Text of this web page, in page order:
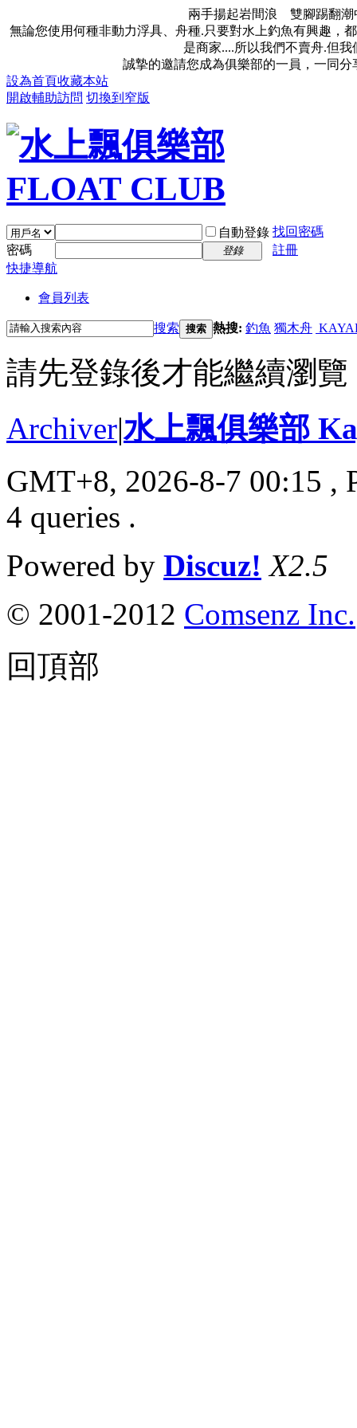
兩手揚起岩間浪 雙腳踢翻
無論您使用何種非動力浮具、舟種.只要對水上釣魚有興趣，
是商家....所以我們不賣舟.但
誠摯的邀請您成為俱樂部的一員，一同
設為首頁收藏本站
開啟輔助訪問 切換到窄版
自動登錄 找回密碼
密碼
登錄
註冊
快捷導航
會員列表
搜索 搜索 熱搜: 釣魚 獨木舟
請先登錄後才能繼續瀏覽
Archiver|水上飄俱樂部
GMT+8, 2026-8-7 00:15 ,
4 queries .
Powered by Discuz! X2.5
© 2001-2012 Comsenz Inc.
回頂部